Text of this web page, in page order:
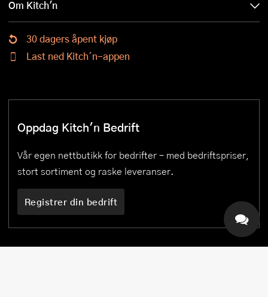
Om Kitch'n
30 dagers åpent kjøp
Last ned Kitch´n-appen
Oppdag Kitch'n Bedrift
Vår egen nettbutikk for bedrifter – med bedriftspriser,
stort sortiment og raske leveranser.
Registrer din bedrift